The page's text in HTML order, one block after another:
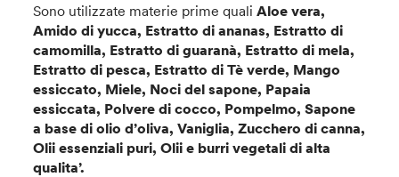
Sono utilizzate materie prime qualiAloe vera,
Amido di yucca, Estratto di ananas, Estratto di
camomilla, Estratto di guaranà, Estratto di mela,
Estratto di pesca, Estratto di Tè verde, Mango
essiccato, Miele, Noci del sapone, Papaia
essiccata, Polvere di cocco, Pompelmo, Sapone
a base di olio d’oliva, Vaniglia, Zucchero di canna,
Olii essenziali puri, Olii e burri vegetali di alta
qualita’.